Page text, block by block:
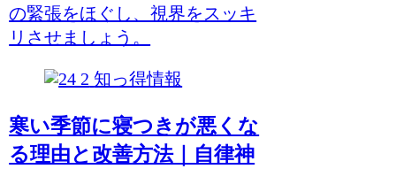
の緊張をほぐし、視界をスッキ
リさせましょう。
知っ得情報
寒い季節に寝つきが悪くな
る理由と改善方法｜自律神